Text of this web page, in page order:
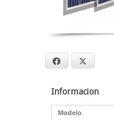
Facebook
Informacion
Modelo